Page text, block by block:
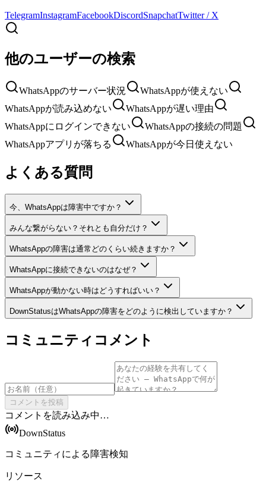
TelegramInstagramFacebookDiscordSnapchatTwitter / X
他のユーザーの検索
WhatsAppのサーバー状況
WhatsAppが使えない
WhatsAppが読み込めない
WhatsAppが遅い理由
WhatsAppにログインできない
WhatsAppの接続の問題
WhatsAppアプリが落ちる
WhatsAppが今日使えない
よくある質問
今、WhatsAppは障害中ですか？
みんな繋がらない？それとも自分だけ？
WhatsAppの障害は通常どのくらい続きますか？
WhatsAppに接続できないのはなぜ？
WhatsAppが動かない時はどうすればいい？
DownStatusはWhatsAppの障害をどのように検出していますか？
コミュニティコメント
コメントを投稿
コメントを読み込み中…
DownStatus
コミュニティによる障害検知
リソース